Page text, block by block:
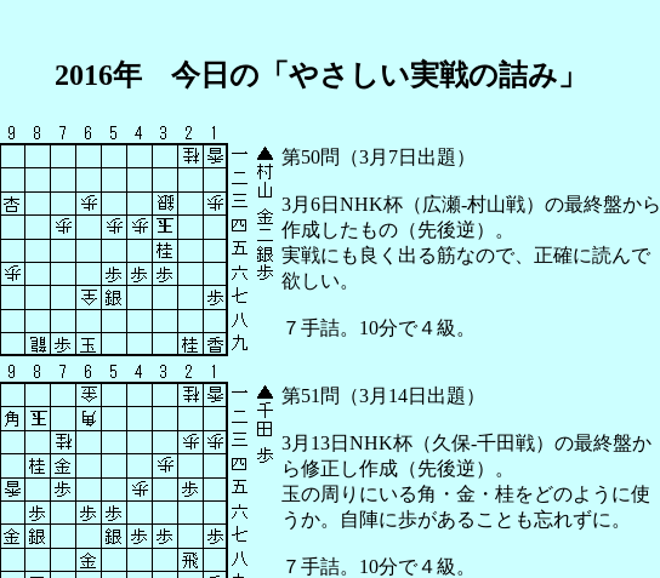
2016年 今日の「やさしい実戦の詰み」
第50問（3月7日出題）
3月6日NHK杯（広瀬-村山戦）の最終盤から
作成したもの（先後逆）。
実戦にも良く出る筋なので、正確に読んで
欲しい。
７手詰。10分で４級。
第51問（3月14日出題）
3月13日NHK杯（久保-千田戦）の最終盤か
ら修正し作成（先後逆）。
玉の周りにいる角・金・桂をどのように使
うか。自陣に歩があることも忘れずに。
７手詰。10分で４級。